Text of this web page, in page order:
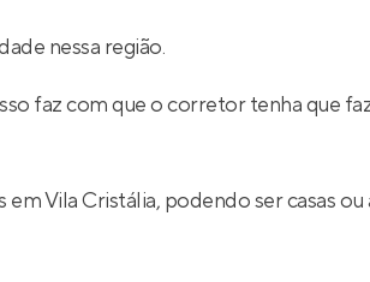
nessa região.
faz com que o corretor tenha que
Vila Cristália, podendo ser casas